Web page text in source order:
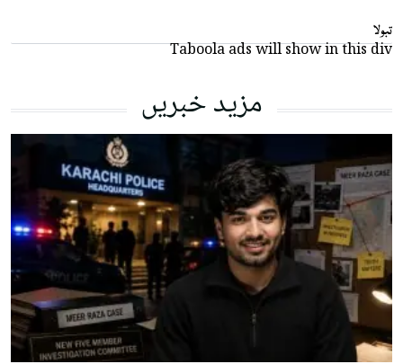
تبولا
Taboola ads will show in this div
مزید خبریں